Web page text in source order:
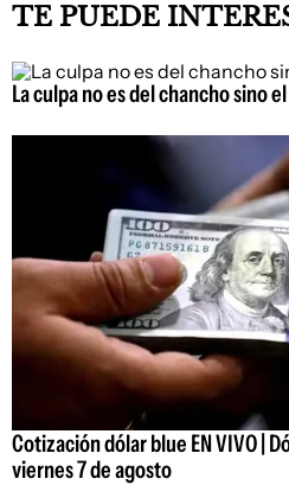
TE PUEDE
La culpa no es del chancho sino
Cotización dólar blue EN VIVO |
viernes 7 de agosto